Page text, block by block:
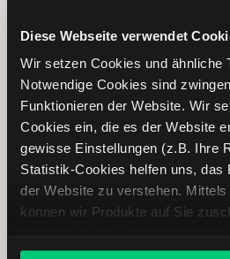
Diese Webseite verwendet
Wir setzen Cookies und ähnliche
Notwendige Cookies sind
Funktionieren der Website. Wir
Cookies ein, die es der Website
gewisse Einstellungen (z.B. Ihre
Statistik-Cookies helfen uns, das
der Website zu verstehen.
können wir Produkte auf Sie
Angebote unterbreiten. Sie
Immer up to date –
Newslettern
Ihre E-Mail-Adresse